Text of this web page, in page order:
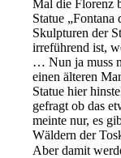
Mal die Florenz
Statue „Fontana
Skulpturen der
irreführend ist,
… Nun ja muss
einen älteren
Statue hier
gefragt ob das
meinte nur, es
Wäldern der
Aber damit